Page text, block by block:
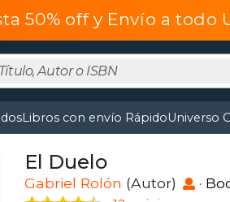
50% off y Envío a todo
Libros con envío RápidoUniverso
El Duelo
Gabriel Rolón (Autor) ·